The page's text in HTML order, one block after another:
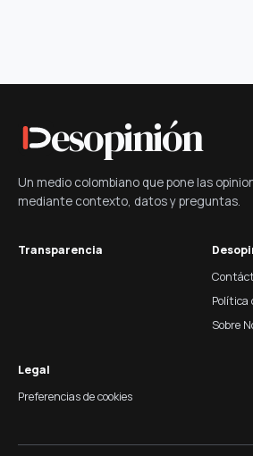
esopinión
Un medio colombiano que pone las
mediante contexto, datos y preguntas.
Transparencia
Política
Sobre
Legal
Preferencias de cookies